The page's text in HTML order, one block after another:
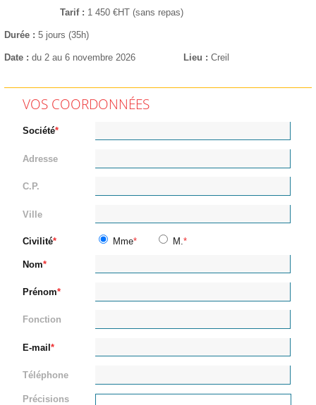
Tarif 1 450 €HT (sans repas)
Durée 5 jours (35h)
Date du 2 au 6 novembre 2026 Lieu Creil
VOS COORDONNÉES
Société
Adresse
C.P.
Ville
Civilité Mme M.
Nom
Prénom
Fonction
E-mail
Téléphone
Précisions